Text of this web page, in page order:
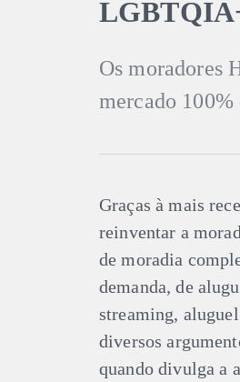
Os moradores
mercado
Graças à mais
reinventar a
de moradia
demanda, de
streaming,
diversos
quando divulga a